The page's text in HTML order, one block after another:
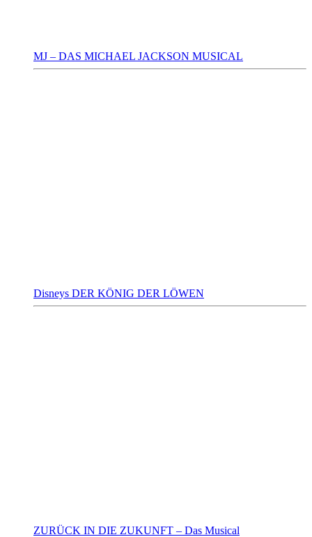
MJ – DAS MICHAEL JACKSON MUSICAL
Disneys DER KÖNIG DER LÖWEN
ZURÜCK IN DIE ZUKUNFT – Das Musical